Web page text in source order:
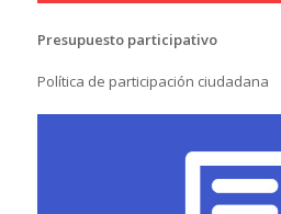
Presupuesto participativo
Política de participación ciudadana